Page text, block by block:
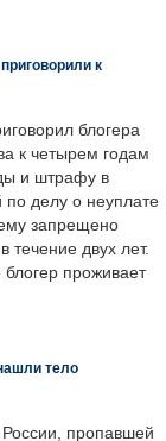
к
блогера
к четырем годам
и штрафу в
делу о неуплате
запрещено
течение двух лет.
проживает
тело
пропавшей